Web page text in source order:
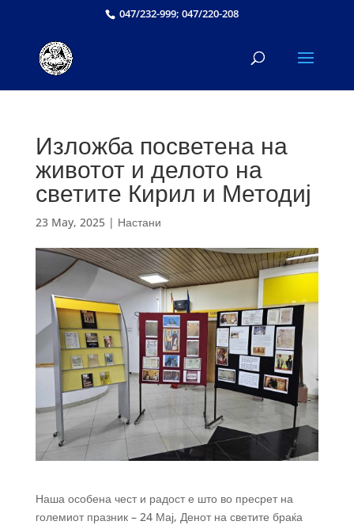
047/232-999; 047/220-208
Изложба посветена на
животот и делото на
светите Кирил и Методиј
23 May, 2025| Настани
Наша особена чест и радост е што во пресрет на
големиот празник – 24 Мај, Денот на светите браќа